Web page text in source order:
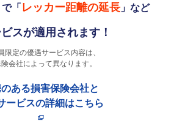
で「 レッカー距離の延長 」など
スが適用されます！
限定の優遇サービス内容は、
会社によって異なります。
ある損害保険会社と
ービスの詳細はこちら